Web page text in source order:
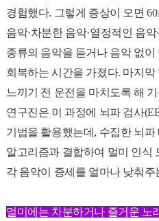
경험했다. 그렇게 증상이 오면
음악·차분한 음악·열정적인 음악
종류의 음악을 듣거나 음악 없이
회복하는 시간을 가졌다. 마지막
느끼기 전 운전을 마치도록 해
연구진은 이 과정에 뇌파 검사
기법을 활용했는데, 수집한 뇌파
알고리즘과 결합하여 멀미 인식
각 음악이 증세를 얼마나 낮춰주
멀미에는 차분하거나 즐거운 노